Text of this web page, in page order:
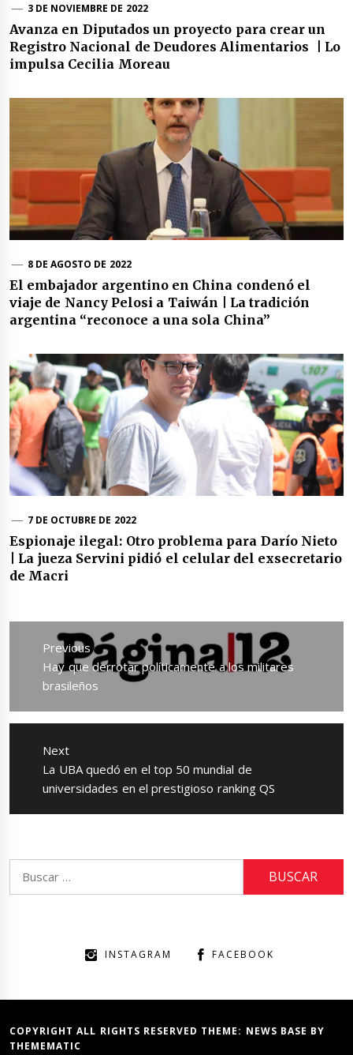
3 DE NOVIEMBRE DE 2022
Avanza en Diputados un proyecto para crear un
Registro Nacional de Deudores Alimentarios | Lo
impulsa Cecilia Moreau
8 DE AGOSTO DE 2022
El embajador argentino en China condenó el
viaje de Nancy Pelosi a Taiwán | La tradición
argentina “reconoce a una sola China”
7 DE OCTUBRE DE 2022
Espionaje ilegal: Otro problema para Darío Nieto
| La jueza Servini pidió el celular del exsecretario
de Macri
Navegación
entradas
Previous
Previous
post:
Hay que derrotar políticamente a los militares
brasileños
Next
Next
post:
La UBA quedó en el top 50 mundial de
universidades en el prestigioso ranking QS
INSTAGRAM FACEBOOK
COPYRIGHT ALL RIGHTS RESERVED THEME: NEWS BASE BY
THEMEMATIC